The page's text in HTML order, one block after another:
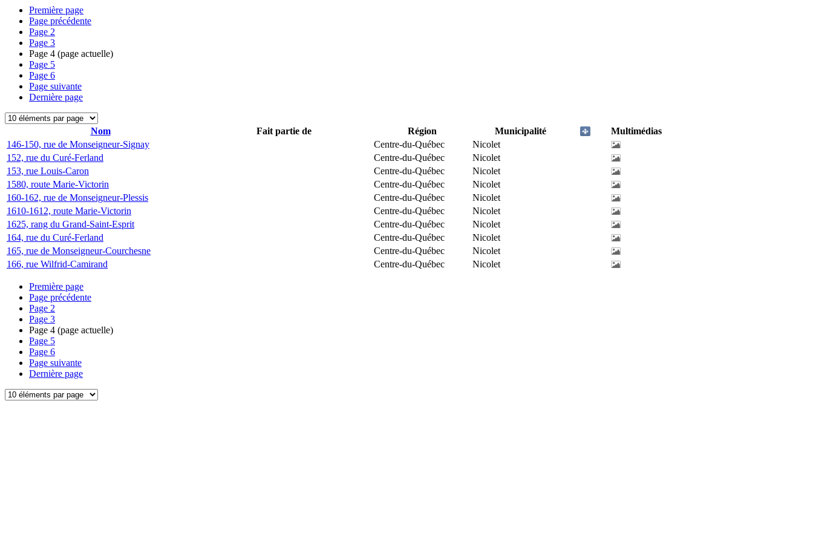
Première page
Page précédente
Page 2
Page 3
Page 4 (page actuelle)
Page 5
Page 6
Page suivante
Dernière page
Nom Fait partie de Région Municipalité
Multimédias
146-150, rue de Monseigneur-Signay
Centre-du-Québec
Nicolet
152, rue du Curé-Ferland
Centre-du-Québec
Nicolet
153, rue Louis-Caron
Centre-du-Québec
Nicolet
1580, route Marie-Victorin
Centre-du-Québec
Nicolet
160-162, rue de Monseigneur-Plessis
Centre-du-Québec
Nicolet
1610-1612, route Marie-Victorin
Centre-du-Québec
Nicolet
1625, rang du Grand-Saint-Esprit
Centre-du-Québec
Nicolet
164, rue du Curé-Ferland
Centre-du-Québec
Nicolet
165, rue de Monseigneur-Courchesne
Centre-du-Québec
Nicolet
166, rue Wilfrid-Camirand
Centre-du-Québec Nicolet
Première page
Page précédente
Page 2
Page 3
Page 4 (page actuelle)
Page 5
Page 6
Page suivante
Dernière page